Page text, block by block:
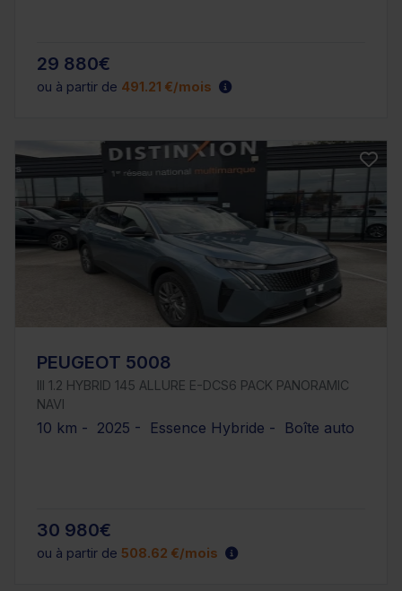
29 880€
ou à partir de 491.21 €/mois
PEUGEOT 5008
III 1.2 HYBRID 145 ALLURE E-DCS6 PACK PANORAMIC
NAVI
10 km - 2025 - Essence Hybride - Boîte auto
30 980€
ou à partir de 508.62 €/mois